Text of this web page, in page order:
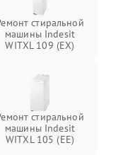
стиральной
машины Indesit
WITXL 109 (EX)
стиральной
машины Indesit
WITXL 105 (EE)